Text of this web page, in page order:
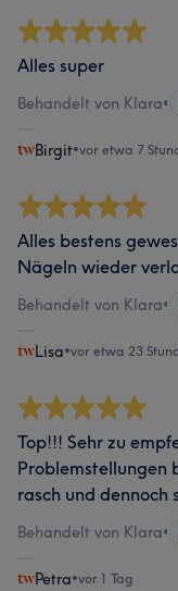
Alles super
Behandelt von Klara•
Birgit•vor etwa 7
Alles bestens
Nägeln wieder
Behandelt von Klara•
Lisa•vor etwa 23
Top!!! Sehr zu
Problemstellungen
rasch und
Behandelt von Klara•
Petra•vor 1 Tag